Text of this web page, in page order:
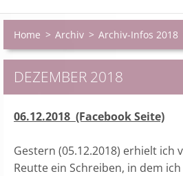
Home > Archiv > Archiv-Infos 2018
DEZEMBER 2018
06.12.2018 (Facebook Seite)
Gestern (05.12.2018) erhielt ich
Reutte ein Schreiben, in dem